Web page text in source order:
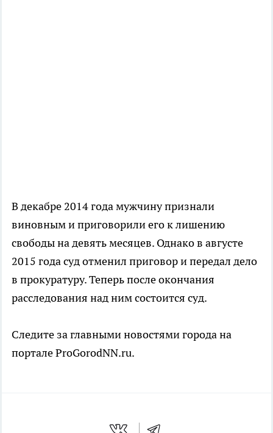
В декабре 2014 года мужчину признали
виновным и приговорили его к лишению
свободы на девять месяцев. Однако в августе
2015 года суд отменил приговор и передал дело
в прокуратуру. Теперь после окончания
расследования над ним состоится суд.
Следите за главными новостями города на
портале ProGorodNN.ru.